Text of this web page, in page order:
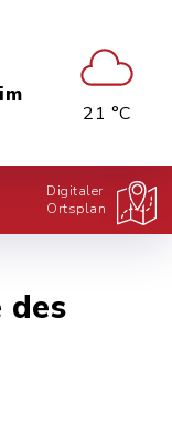
21 °C
Digitaler
Ortsplan
des